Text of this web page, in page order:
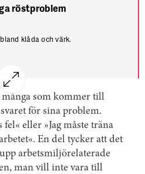
röstproblem
klåda och värk.
på kvällen och bättre på morgonen
tala.
som uppkommer efter
stämband vibrerar snabbare och
än mäns.
många som kommer till
för sina problem.
fel« eller »Jag måste träna
En del tycker att det
arbetsmiljörelaterade
man vill inte vara till